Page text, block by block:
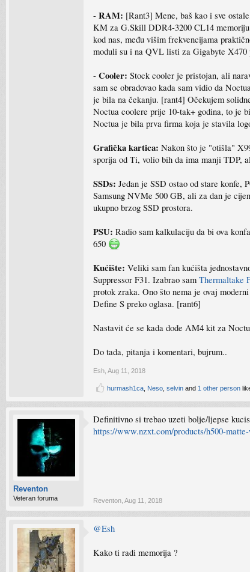
- RAM: [Rant3] Mene, baš kao i sve
KM za G.Skill DDR4-3200 CL14
kod nas, među višim frekvencijama
moduli su i na QVL listi za Gigabyte
- Cooler: Stock cooler je pristojan, ali
sam se obradovao kada sam vidio da
je bila na čekanju. [rant4] Očekujem
Noctua coolere prije 10-tak+ godina, to je
Noctua je bila prva firma koja je stavila
Grafička kartica: Nakon što je "otišla"
sporija od Ti, volio bih da ima manji TDP,
SSDs: Jedan je SSD ostao od stare
Samsung NVMe 500 GB, ali za dan je
ukupno brzog SSD prostora.
PSU: Radio sam kalkulaciju da bi ova
650
Kućište: Veliki sam fan kućišta
Suppressor F31. Izabrao sam Thermaltake
protok zraka. Ono što nema je ovaj
Define S preko oglasa. [rant6]
Nastavit će se kada dođe AM4 kit za
Do tada, pitanja i komentari, bujrum..
Esh Aug 11, 2018
hurmash1ca Neso selvin and 1 other person
Reventon
Veteran foruma
Definitivno si trebao uzeti bolje/ljepse
https://www.nzxt.com/products/h500-
Reventon Aug 11, 2018
@Esh
Kako ti radi memorija ?